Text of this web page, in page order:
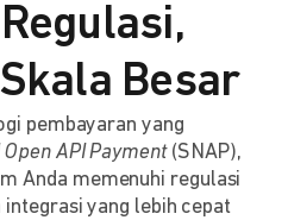
Besar
pembayaran yang
API Payment(SNAP),
Anda memenuhi regulasi
yang lebih cepat